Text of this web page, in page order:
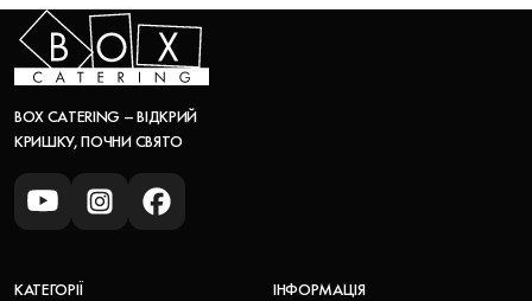
BOX CATERING – ВІДКРИЙ
КРИШКУ, ПОЧНИ СВЯТО
КАТЕГОРІЇ ІНФОРМАЦІЯ